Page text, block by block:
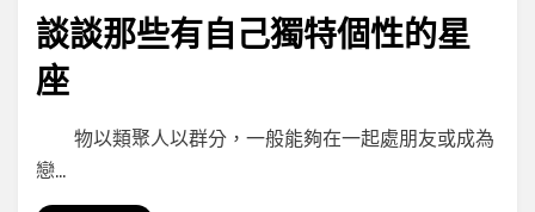
on
談談那些有自己獨特個性的星
座
by小編
物以類聚人以群分，一般能夠在一起處朋友或成為
戀…